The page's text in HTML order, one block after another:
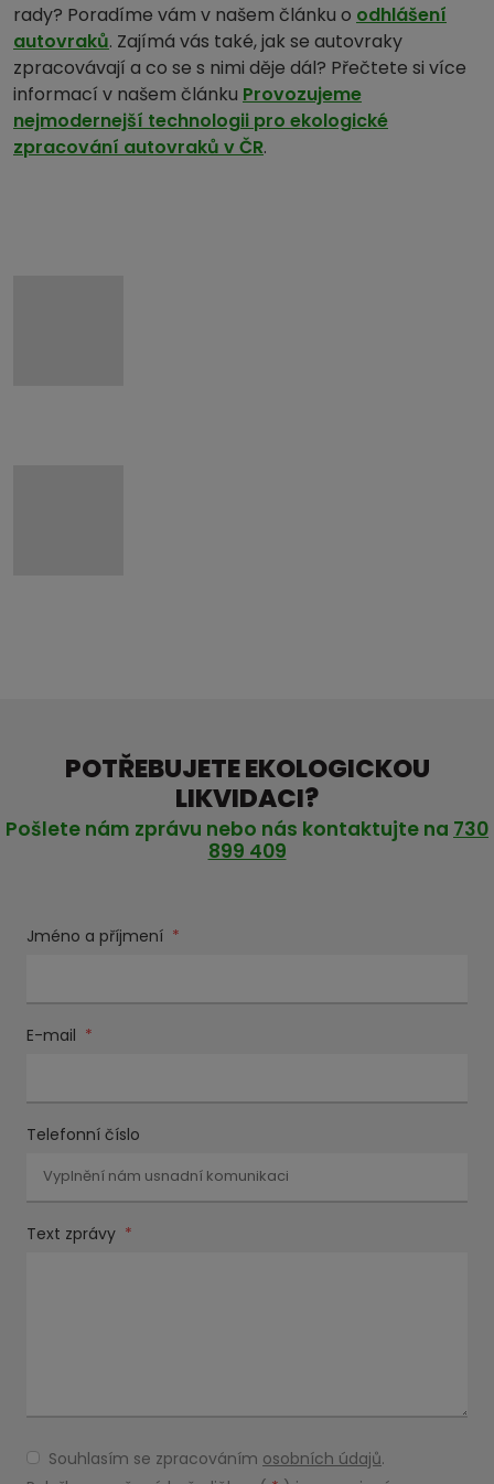
rady? Poradíme vám v našem článku o odhlášení
autovraků. Zajímá vás také, jak se autovraky
zpracovávají a co se s nimi děje dál? Přečtete si více
informací v našem článku Provozujeme
nejmodernejší technologii pro ekologické
zpracování autovraků v ČR.
POTŘEBUJETE EKOLOGICKOU
LIKVIDACI?
Pošlete nám zprávu nebo nás kontaktujte na 730
899 409
Jméno a příjmení *
E-mail *
Telefonní číslo
Text zprávy *
Souhlasím
Souhlasím se zpracováním osobních údajů.